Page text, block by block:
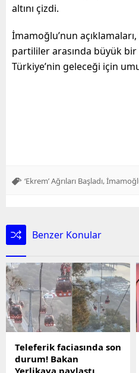
altını çizdi.
İmamoğlu’nun
partililer arasında büyük bir
Türkiye’nin geleceği için
‘Ekrem’ Ağrıları Başladı
Benzer Konular
Teleferik faciasında son
durum! Bakan